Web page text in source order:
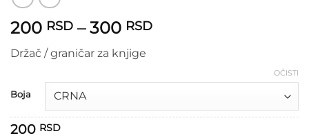
200 RSD – 300 RSDRaspon
300 RSD
Držač / graničar za knjige
Boja
OČISTI
200 RSD